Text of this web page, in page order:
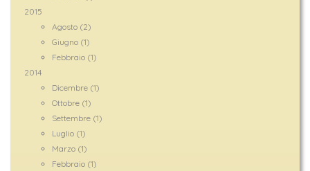
2015
Agosto (2)
Giugno (1)
Febbraio (1)
2014
Dicembre (1)
Ottobre (1)
Settembre (1)
Luglio (1)
Marzo (1)
Febbraio (1)